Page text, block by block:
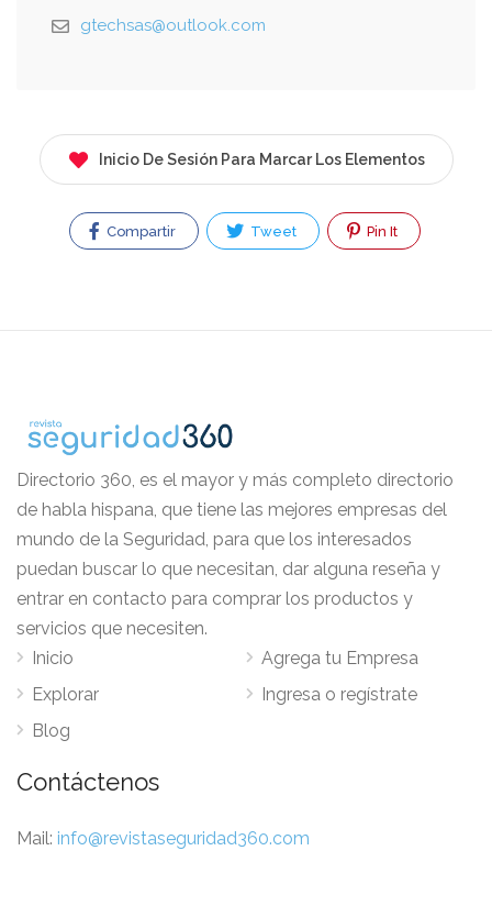
gtechsas@outlook.com
Inicio De Sesión Para Marcar Los Elementos
Compartir Tweet Pin It
Directorio 360, es el mayor y más completo directorio
de habla hispana, que tiene las mejores empresas del
mundo de la Seguridad, para que los interesados
puedan buscar lo que necesitan, dar alguna reseña y
entrar en contacto para comprar los productos y
servicios que necesiten.
Inicio
Explorar
Blog
Agrega tu Empresa
Ingresa o regístrate
Contáctenos
Mail: info@revistaseguridad360.com